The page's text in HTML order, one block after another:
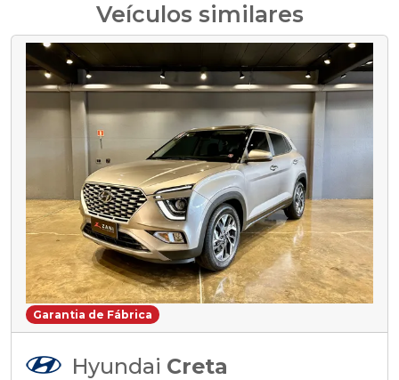
Veículos similares
Garantia de Fábrica
Hyundai Creta